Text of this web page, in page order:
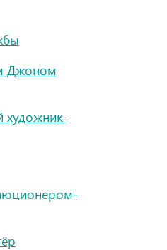
Джоном
художник-